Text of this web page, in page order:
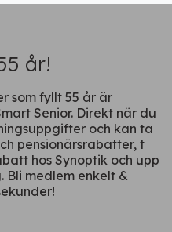
år!
som fyllt 55 år är
Senior. Direkt när du
och kan ta
pensionärsrabatter, t
hos Synoptik och upp
Bli medlem enkelt &